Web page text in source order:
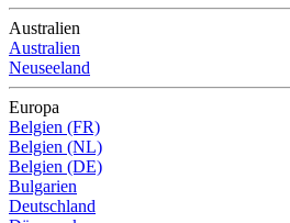
Australien
Australien
Neuseeland
Europa
Belgien (FR)
Belgien (NL)
Belgien (DE)
Bulgarien
Deutschland